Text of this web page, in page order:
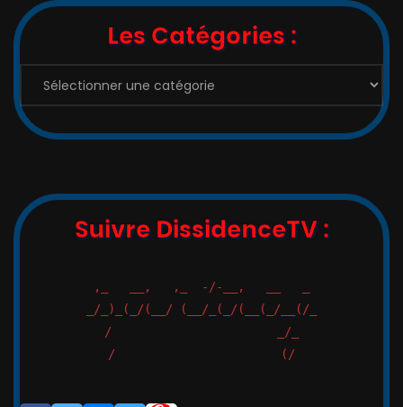
Les Catégories :
Suivre DissidenceTV :
,_   __,   ,_  -/-__,   __   _
_/_)_(_/(__/ (__/_(_/(__(_/__(/_
/                       _/_
/                       (/